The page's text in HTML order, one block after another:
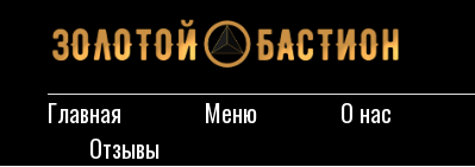
Главная
Меню О нас
Отзывы